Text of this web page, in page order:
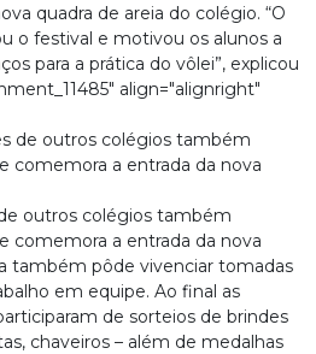
quadra de areia do colégio. “O
o festival e motivou os alunos a
para a prática do vôlei”, explicou
align="alignright"
outros colégios também
comemora a entrada da nova
também pôde vivenciar tomadas
em equipe. Ao final as
de sorteios de brindes
chaveiros – além de medalhas